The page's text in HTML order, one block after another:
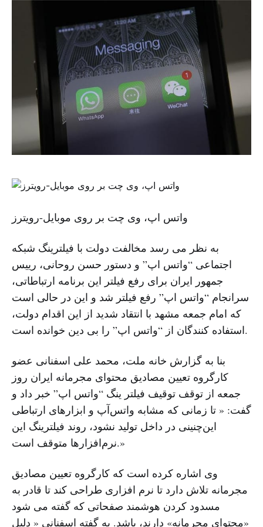
واتس اپ، وی چت بر روی موبایل-رویترز
به نظر می رسد مخالفت دولت با فیلترینگ شبکه
اجتماعی “واتس اپ” و دستور حسن روحانی، رییس
جمهور ایران برای رفع فیلتر این برنامه ارتباطاتی،
سرانجام “واتس اپ” رفع فیلتر شد و این در حالی است
که امام جمعه مشهد با انتقاد شدید از این اقدام دولت،
استفاده کنندگان از “واتس اپ” را بی دین خوانده است.
بنا به گزارش خانه ملت، محمد علی اسفنانی عضو
کارگروه تعیین مصادیق محتوای مجرمانه ایران روز
جمعه از توقف توقیف فیلتر ینگ “واتس اپ” خبر داد و
گفت: « تا زمانی که مشابه واتس‌آپ و ابزارهای ارتباطی
این‌چنینی در داخل تولید نشود، روند فیلترینگ این
نرم‌افزارها متوقف است.»
وی اشاره کرده است که کارگروه تعیین مصادیق
مجرمانه تلاش دارد تا نرم افزاری طراحی کند تا قادر به
مسدود کردن هوشمند صفحاتی که گفته می شود
«محتوای مجرمانه» دارند، باشد. به گفته اسفنانی « دلیل